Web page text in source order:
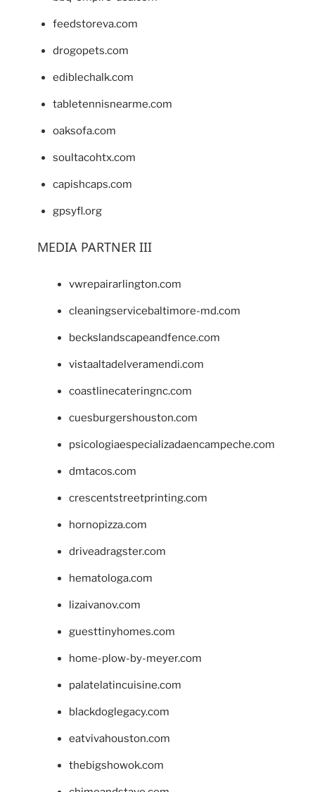
feedstoreva.com
drogopets.com
ediblechalk.com
tabletennisnearme.com
oaksofa.com
soultacohtx.com
capishcaps.com
gpsyfl.org
MEDIA PARTNER III
vwrepairarlington.com
cleaningservicebaltimore-md.com
beckslandscapeandfence.com
vistaaltadelveramendi.com
coastlinecateringnc.com
cuesburgershouston.com
psicologiaespecializadaencampeche.com
dmtacos.com
crescentstreetprinting.com
hornopizza.com
driveadragster.com
hematologa.com
lizaivanov.com
guesttinyhomes.com
home-plow-by-meyer.com
palatelatincuisine.com
blackdoglegacy.com
eatvivahouston.com
thebigshowok.com